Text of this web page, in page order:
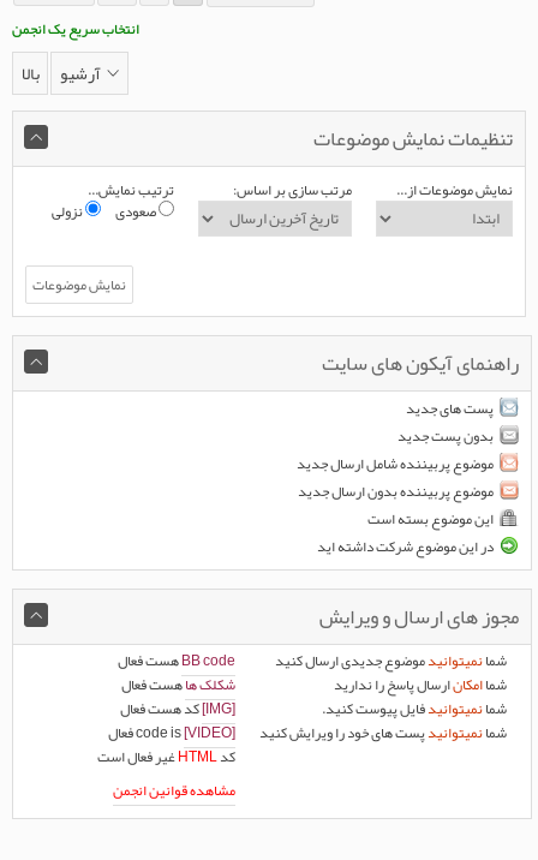
انتخاب سریع یک انجمن
آرشیو بالا
تنظیمات نمایش موضوعات
نمایش موضوعات از... مرتب سازی بر اساس: ترتیب نمایش...
صعودی نزولی
راهنمای آیکون های سایت
پست های جدید
بدون پست جدید
موضوع پربیننده شامل ارسال جدید
موضوع پربیننده بدون ارسال جدید
این موضوع بسته است
در این موضوع شرکت داشته اید
مجوز های ارسال و ویرایش
شمانمیتوانیدموضوع جدیدی ارسال کنید
شماامکانارسال پاسخ را ندارید
شمانمیتوانیدفایل پیوست کنید.
شمانمیتوانیدپست های خود را ویرایش کنید
BB codeهستفعال
شکلک هاهستفعال
[IMG]
کد هستفعال
[VIDEO]
code is
فعال
کدHTMLغیر فعالاست
مشاهده قوانین انجمن